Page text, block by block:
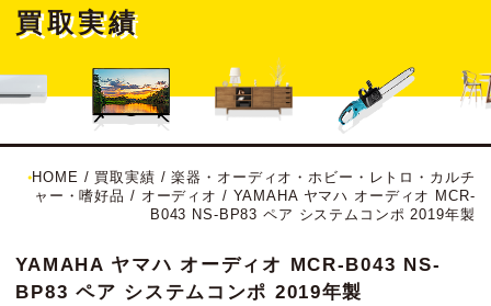
買取実績
HOME / 買取実績 /楽器・オーディオ・ホビー・レトロ・カルチ
ャー・嗜好品 / オーディオ / YAMAHA ヤマハ オーディオ MCR-
B043 NS-BP83 ペア システムコンポ 2019年製
YAMAHA ヤマハ オーディオ MCR-B043 NS-
BP83 ペア システムコンポ 2019年製